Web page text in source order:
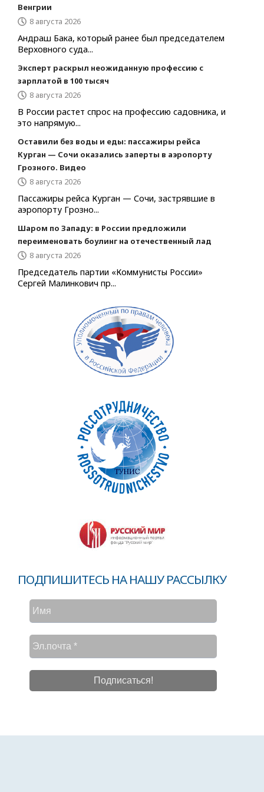
Венгрии
8 августа 2026
Андраш Бака, который ранее был председателем
Верховного суда...
Эксперт раскрыл неожиданную профессию с
зарплатой в 100 тысяч
8 августа 2026
В России растет спрос на профессию садовника, и
это напрямую...
Оставили без воды и еды: пассажиры рейса
Курган — Сочи оказались заперты в аэропорту
Грозного. Видео
8 августа 2026
Пассажиры рейса Курган — Сочи, застрявшие в
аэропорту Грозно...
Шаром по Западу: в России предложили
переименовать боулинг на отечественный лад
8 августа 2026
Председатель партии «Коммунисты России»
Сергей Малинкович пр...
ПОДПИШИТЕСЬ НА НАШУ РАССЫЛКУ